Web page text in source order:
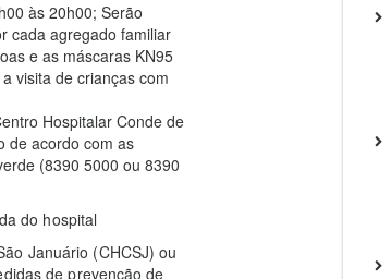
às 20h00; Serão
cada agregado familiar
e as máscaras KN95
visita de crianças com
Hospitalar Conde de
de acordo com as
(8390 5000 ou 8390
do hospital
Januário (CHCSJ) ou
de prevenção de